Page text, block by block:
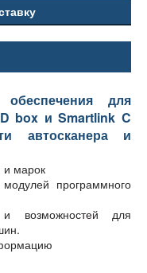
для
box и Smartlink C
автосканера и
и марок
программного
возможностей для